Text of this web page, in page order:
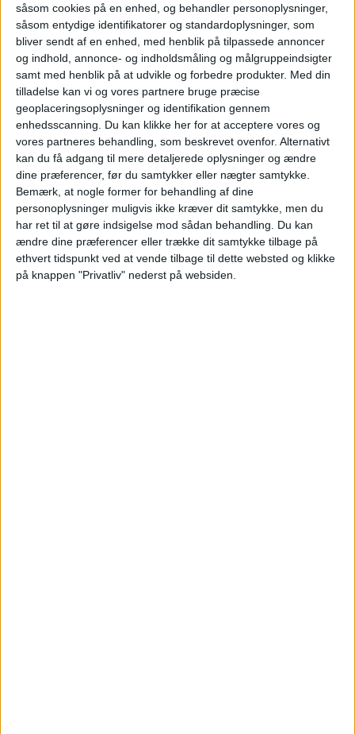
såsom cookies på en enhed, og behandler personoplysninger,
såsom entydige identifikatorer og standardoplysninger, som
bliver sendt af en enhed, med henblik på tilpassede annoncer
og indhold, annonce- og indholdsmåling og målgruppeindsigter
samt med henblik på at udvikle og forbedre produkter. Med din
tilladelse kan vi og vores partnere bruge præcise
geoplaceringsoplysninger og identifikation gennem
enhedsscanning. Du kan klikke her for at acceptere vores og
vores partneres behandling, som beskrevet ovenfor. Alternativt
kan du få adgang til mere detaljerede oplysninger og ændre
dine præferencer, før du samtykker eller nægter samtykke.
Bemærk, at nogle former for behandling af dine
personoplysninger muligvis ikke kræver dit samtykke, men du
har ret til at gøre indsigelse mod sådan behandling.
Du kan
ændre dine præferencer eller trække dit samtykke tilbage på
ethvert tidspunkt ved at vende tilbage til dette websted og klikke
på knappen "Privatliv" nederst på websiden.
usikkerhed og stigende omkostninger.
Sydeuropa fremhæves som særligt stærkt.
Spanien ventes at opleve en vækst i
rejseindustrien på 3,7 procent i 2026, mens
Italien vurderes at vokse med 3,8 procent.
WTTC konstaterer samtidig, at Spanien i 2025
modtog 96,8 millioner internationale
besøgende - næstflest i Europa efter Frankrig
- og noterede Europas højeste internationale
turistforbrug på 115,1 milliarder euro.